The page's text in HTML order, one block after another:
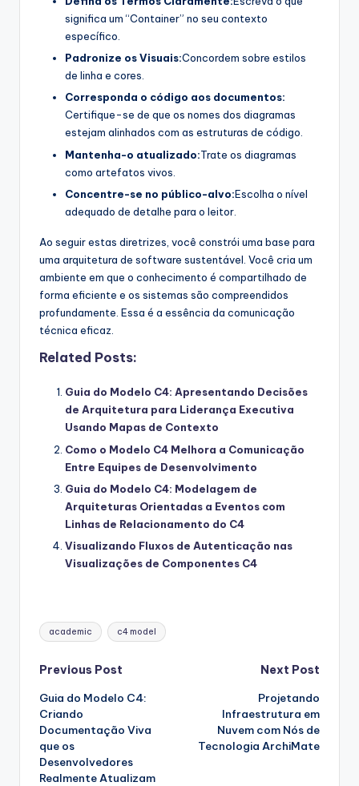
significa um “Container” no seu contexto
específico.
Padronize os Visuais:Concordem sobre estilos
de linha e cores.
Corresponda o código aos documentos:
Certifique-se de que os nomes dos diagramas
estejam alinhados com as estruturas de código.
Mantenha-o atualizado:Trate os diagramas
como artefatos vivos.
Concentre-se no público-alvo:Escolha o nível
adequado de detalhe para o leitor.
Ao seguir estas diretrizes, você constrói uma base para
uma arquitetura de software sustentável. Você cria um
ambiente em que o conhecimento é compartilhado de
forma eficiente e os sistemas são compreendidos
profundamente. Essa é a essência da comunicação
técnica eficaz.
Related Posts:
Guia do Modelo C4: Apresentando Decisões
de Arquitetura para Liderança Executiva
Usando Mapas de Contexto
Como o Modelo C4 Melhora a Comunicação
Entre Equipes de Desenvolvimento
Guia do Modelo C4: Modelagem de
Arquiteturas Orientadas a Eventos com
Linhas de Relacionamento do C4
Visualizando Fluxos de Autenticação nas
Visualizações de Componentes C4
Tags:
academic c4 model
Post
navigation
Previous Post
Guia do Modelo C4:
Criando
Documentação Viva
que os
Desenvolvedores
Realmente Atualizam
Next Post
Projetando
Infraestrutura em
Nuvem com Nós de
Tecnologia ArchiMate